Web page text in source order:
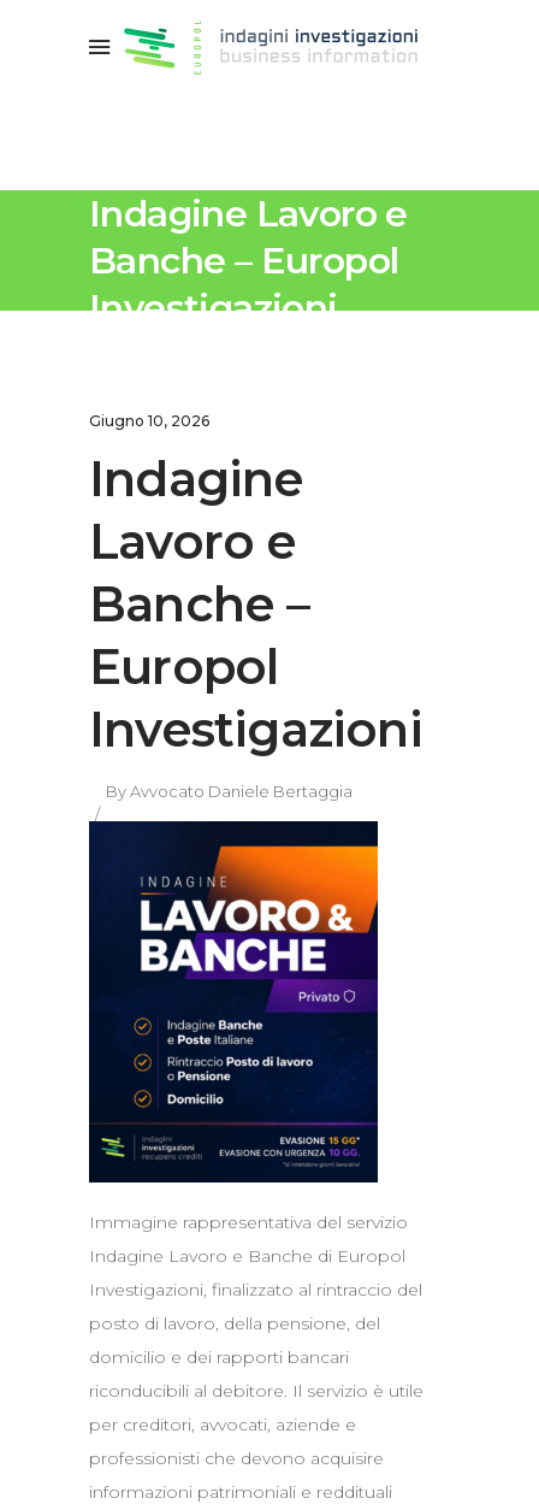
Indagine Lavoro e
Banche – Europol
Investigazioni
Giugno 10, 2026
Indagine
Lavoro e
Banche –
Europol
Investigazioni
ByAvvocato Daniele Bertaggia
Immagine rappresentativa del servizio
Indagine Lavoro e Banche di Europol
Investigazioni, finalizzato al rintraccio del
posto di lavoro, della pensione, del
domicilio e dei rapporti bancari
riconducibili al debitore. Il servizio è utile
per creditori, avvocati, aziende e
professionisti che devono acquisire
informazioni patrimoniali e reddituali